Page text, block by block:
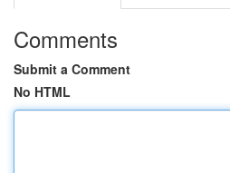
Comments
Submit a Comment
No HTML